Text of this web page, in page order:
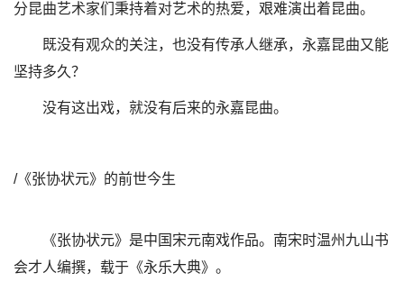
分昆曲艺术家们秉持着对艺术的热爱，艰难演出着昆曲。
既没有观众的关注，也没有传承人继承，永嘉昆曲又能
坚持多久？
没有这出戏，就没有后来的永嘉昆曲。
/《张协状元》的前世今生
《张协状元》是中国宋元南戏作品。南宋时温州九山书
会才人编撰，载于《永乐大典》。